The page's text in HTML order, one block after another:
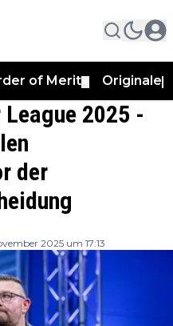
of Merit Originale
League 2025 -
der
2025 um 17:13